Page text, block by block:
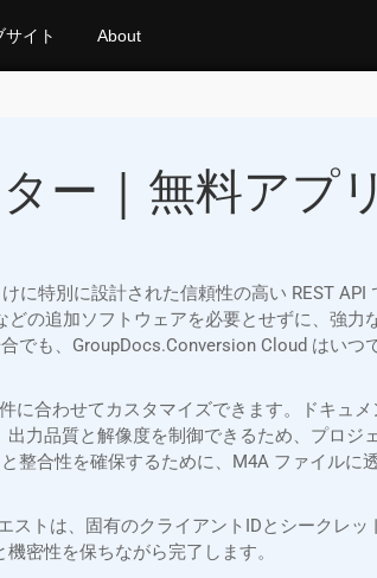
サイト About
ー | 無料アプ
に特別に設計された信頼性の高い REST API
の追加ソフトウェアを必要とせずに、強力
でも、GroupDocs.Conversion Cloud はいつ
に合わせてカスタマイズできます。ドキュ
力品質と解像度を制御できるため、プロジ
整合性を確保するために、M4A ファイルに
トは、固有のクライアントIDとシークレッ
密性を保ちながら完了します。